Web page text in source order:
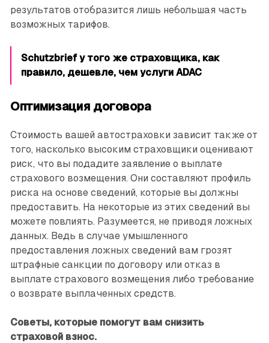
результатов отобразится лишь небольшая часть
возможных тарифов.
Schutzbrief у того же страховщика, как
правило, дешевле, чем услуги ADAC
Оптимизация договора
Стоимость вашей автостраховки зависит также от
того, насколько высоким страховщики оценивают
риск, что вы подадите заявление о выплате
страхового возмещения. Они составляют профиль
риска на основе сведений, которые вы должны
предоставить. На некоторые из этих сведений вы
можете повлиять. Разумеется, не приводя ложных
данных. Ведь в случае умышленного
предоставления ложных сведений вам грозят
штрафные санкции по договору или отказ в
выплате страхового возмещения либо требование
о возврате выплаченных средств.
Советы, которые помогут вам снизить
страховой взнос.